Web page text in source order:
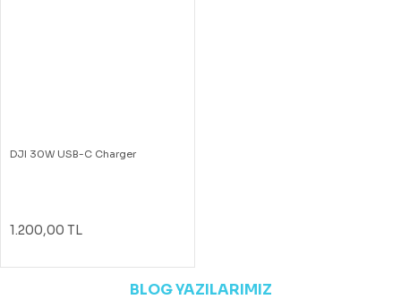
DJI 30W USB-C Charger
1.200,00 TL
BLOG YAZILARIMIZ